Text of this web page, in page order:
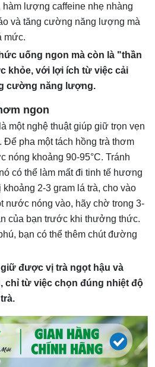
hàm lượng caffeine nhẹ nhàng
và tăng cường năng lượng mà
mức.
uống ngon mà còn là "thần
khỏe, với lợi ích từ việc cải
cường năng lượng.
ngon
một nghệ thuật giúp giữ trọn vẹn
Để pha một tách hồng trà thơm
nóng khoảng 90-95°C. Tránh
có thể làm mất đi tinh tế hương
2-3 gram lá trà, cho vào
nước nóng vào, hãy chờ trong 3-
của bạn trước khi thưởng thức.
bạn có thể thêm chút đường
được vị trà ngọt hậu và
chỉ từ việc chọn đúng nhiệt độ